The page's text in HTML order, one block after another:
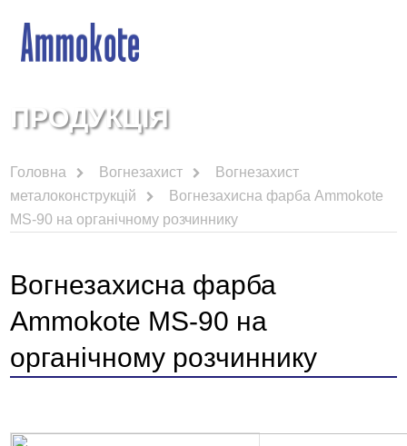
ПРОДУКЦІЯ
Головна Вогнезахист
Вогнезахист
металоконструкцій
Вогнезахисна фарба Ammokote
MS-90 на органічному розчиннику
Вогнезахисна фарба
Ammokote MS-90 на
органічному розчиннику